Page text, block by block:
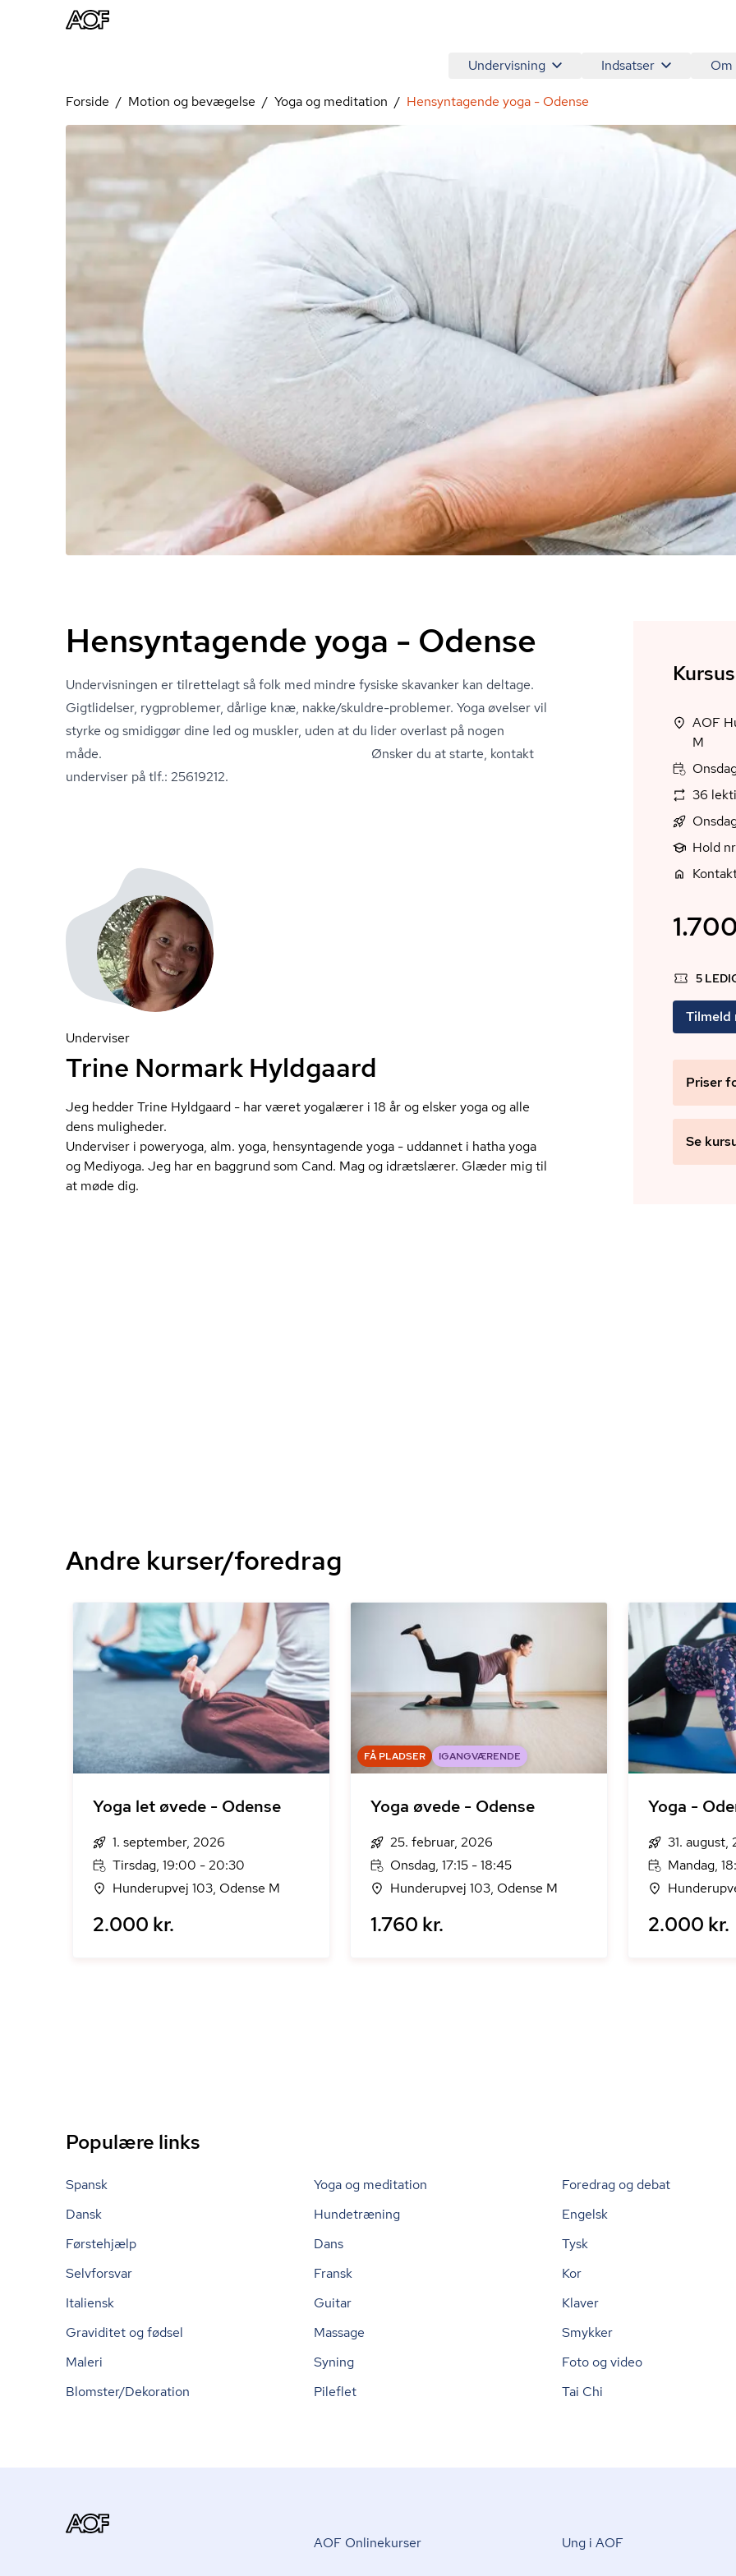
Undervisning Indsatser Om
Forside Motion og bevægelse Yoga og meditation Hensyntagende yoga - Odense
Hensyntagende yoga - Odense
Undervisningen er tilrettelagt så folk med mindre fysiske skavanker kan deltage.
Gigtlidelser, rygproblemer, dårlige knæ, nakke/skuldre-problemer. Yoga øvelser vil
styrke og smidiggør dine led og muskler, uden at du lider overlast på nogen
måde. Ønsker du at starte, kontakt
underviser på tlf.: 25619212.
AOF
M
36
Hold
5
Tilmeld
Priser
Se
Underviser
Trine Normark Hyldgaard
Jeg hedder Trine Hyldgaard - har været yogalærer i 18 år og elsker yoga og alle
dens muligheder.
Underviser i poweryoga, alm. yoga, hensyntagende yoga - uddannet i hatha yoga
og Mediyoga. Jeg har en baggrund som Cand. Mag og idrætslærer. Glæder mig til
at møde dig.
Andre kurser/foredrag
Yoga let øvede - Odense
1. september, 2026
Tirsdag, 19:00 - 20:30
Hunderupvej 103, Odense M
2.000 kr.
FÅ PLADSER IGANGVÆRENDE
Yoga øvede - Odense
25. februar, 2026
Onsdag, 17:15 - 18:45
Hunderupvej 103, Odense M
1.760 kr.
Yoga -
31. august,
Mandag,
2.000 kr.
Populære links
Spansk Yoga og meditation Foredrag og debat
Dansk
Hundetræning Engelsk
Førstehjælp
Dans Tysk
Selvforsvar
Fransk Kor
Italiensk
Guitar Klaver
Graviditet og fødsel
Massage Smykker
Maleri
Syning Foto og video
Blomster/Dekoration
Pileflet Tai Chi
AOF Onlinekurser Ung i AOF